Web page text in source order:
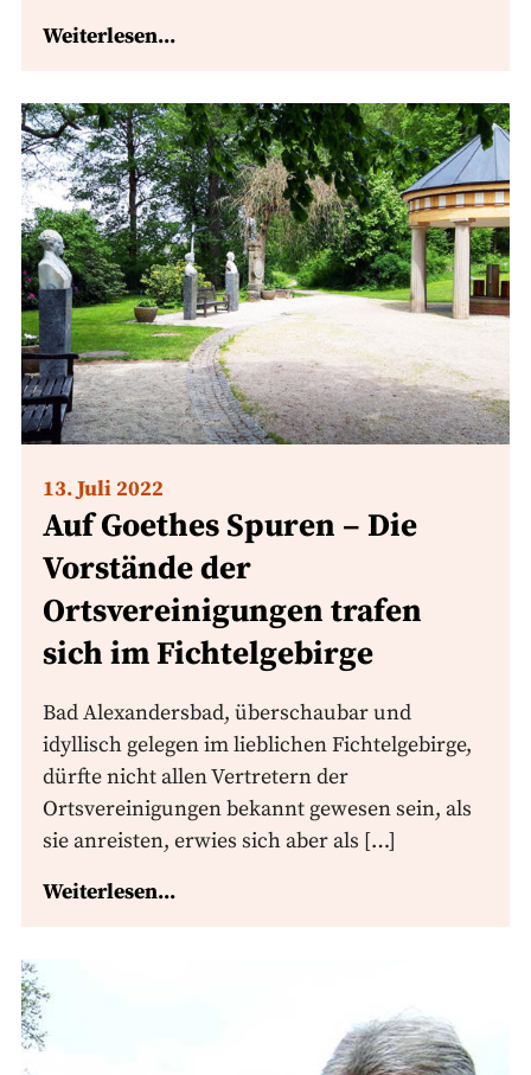
Weiterlesen...
13. Juli 2022
Auf Goethes Spuren – Die
Vorstände der
Ortsvereinigungen trafen
sich im Fichtelgebirge
Bad Alexandersbad, überschaubar und
idyllisch gelegen im lieblichen Fichtelgebirge,
dürfte nicht allen Vertretern der
Ortsvereinigungen bekannt gewesen sein, als
sie anreisten, erwies sich aber als […]
Weiterlesen...